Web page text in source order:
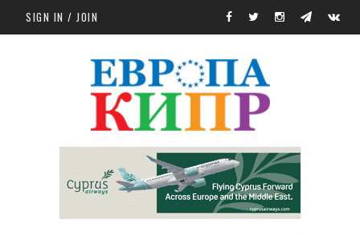
Skip to main content
SIGN IN / JOIN